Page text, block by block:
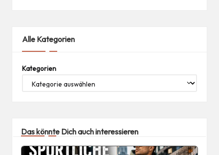
Alle Kategorien
Kategorien
Das könnte Dich auch interessieren